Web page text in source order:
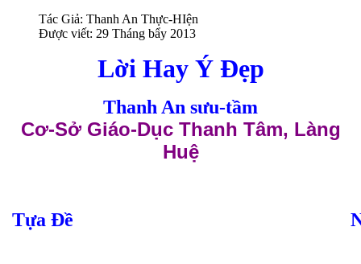
Tác Giả: Thanh An Thực-HIện
Được viết: 29 Tháng bẩy 2013
Lời Hay Ý Đẹp
Thanh An sưu-tầm
Cơ-Sở Giáo-Dục Thanh Tâm, Làng
Huệ
Tựa Đề